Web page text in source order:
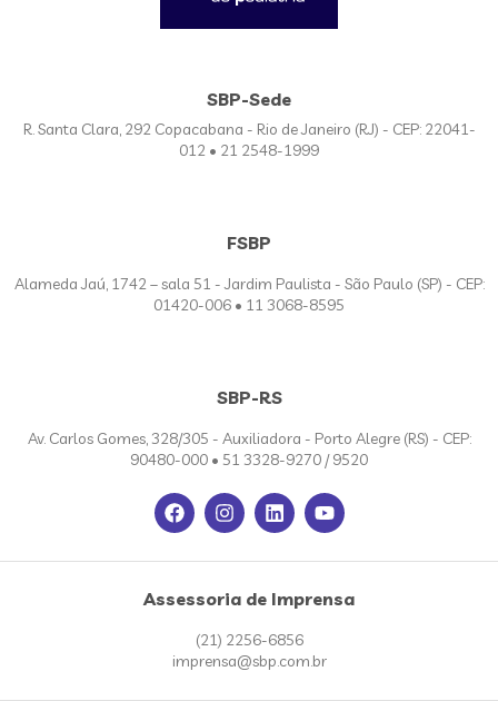
SBP-Sede
R. Santa Clara, 292 Copacabana - Rio de Janeiro (RJ) - CEP: 22041-
012 • 21 2548-1999
FSBP
Alameda Jaú, 1742 – sala 51 - Jardim Paulista - São Paulo (SP) - CEP:
01420-006 • 11 3068-8595
SBP-RS
Av. Carlos Gomes, 328/305 - Auxiliadora - Porto Alegre (RS) - CEP:
90480-000 • 51 3328-9270 / 9520
Assessoria de Imprensa
(21) 2256-6856
imprensa@sbp.com.br